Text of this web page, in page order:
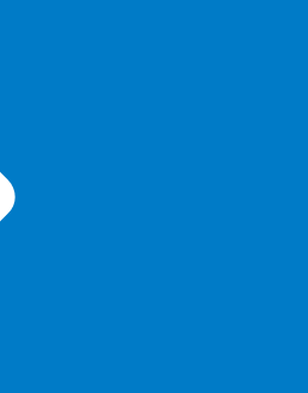
We
daar.
die er
waren, en
we de
ook mensen uit
team waar